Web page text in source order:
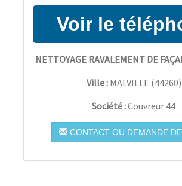
NETTOYAGE RAVALEMENT DE
Ville : MALVILLE (44260)
Société :Couvreur 44
CONTACT OU DEMANDE